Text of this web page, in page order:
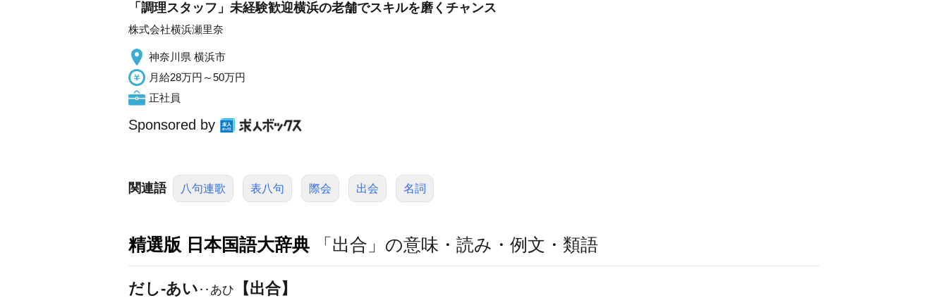
「調理スタッフ」未経験歓迎横浜の老舗でスキルを磨くチャンス
株式会社横浜瀬里奈
神奈川県 横浜市
月給28万円～50万円
正社員
Sponsored by
関連語 八句連歌 表八句 際会 出会 名詞
精選版 日本国語大辞典 「出合」の意味・読み・例文・類語
だし‐あい ‥あひ 【出合】